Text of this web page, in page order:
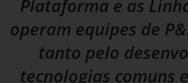
Plataforma e as
operam equipes de
tanto pelo
tecnologias comuns